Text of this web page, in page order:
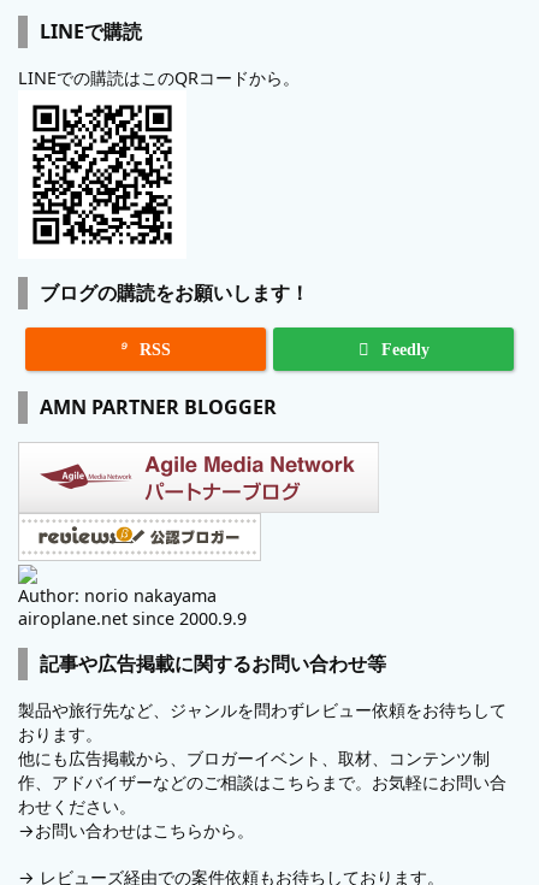
LINEで購読
LINEでの購読はこのQRコードから。
ブログの購読をお願いします！
 RSS Feedly
AMN PARTNER BLOGGER
Author: norio nakayama
airoplane.net since 2000.9.9
記事や広告掲載に関するお問い合わせ等
製品や旅行先など、ジャンルを問わずレビュー依頼をお待ちして
おります。
他にも広告掲載から、ブロガーイベント、取材、コンテンツ制
作、アドバイザーなどのご相談はこちらまで。お気軽にお問い合
わせください。
→お問い合わせはこちらから。
→ レビューズ経由での案件依頼もお待ちしております。